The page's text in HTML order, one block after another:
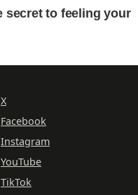
X
Facebook
Instagram
YouTube
TikTok